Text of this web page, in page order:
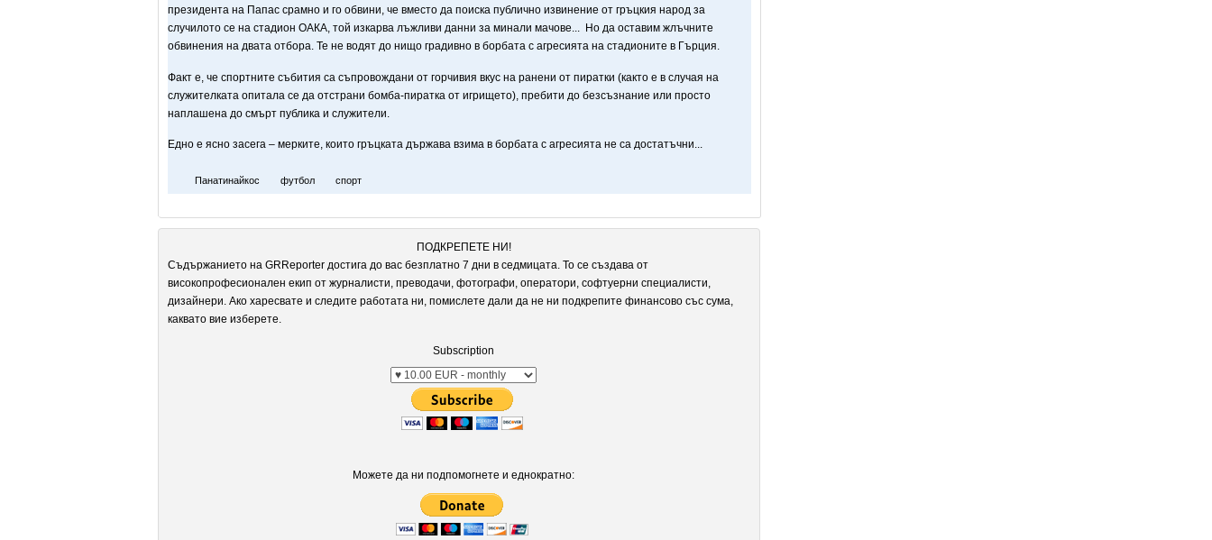
президента на Папас срамно и го обвини, че вместо да поиска публично извинение от гръцкия народ за
случилото се на стадион ОАКА, той изкарва лъжливи данни за минали мачове... Но да оставим жлъчните
обвинения на двата отбора. Те не водят до нищо градивно в борбата с агресията на стадионите в Гърция.
Факт е, че спортните събития са съпровождани от горчивия вкус на ранени от пиратки (както е в случая на
служителката опитала се да отстрани бомба-пиратка от игрището), пребити до безсъзнание или просто
наплашена до смърт публика и служители.
Едно е ясно засега – мерките, които гръцката държава взима в борбата с агресията не са достатъчни...
Панатинайкос футбол спорт
ПОДКРЕПЕТЕ НИ!
Съдържанието на GRReporter достига до вас безплатно 7 дни в седмицата. То се създава от
високопрофесионален екип от журналисти, преводачи, фотографи, оператори, софтуерни специалисти,
дизайнери. Ако харесвате и следите работата ни, помислете дали да не ни подкрепите финансово със сума,
каквато вие изберете.
Subscription
Можете да ни подпомогнете и еднократно: